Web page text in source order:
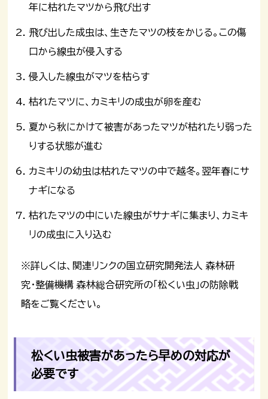
年に枯れたマツから飛び出す
飛び出した成虫は、生きたマツの枝をかじる。この傷
口から線虫が侵入する
侵入した線虫がマツを枯らす
枯れたマツに、カミキリの成虫が卵を産む
夏から秋にかけて被害があったマツが枯れたり弱った
りする状態が進む
カミキリの幼虫は枯れたマツの中で越冬。翌年春にサ
ナギになる
枯れたマツの中にいた線虫がサナギに集まり、カミキ
リの成虫に入り込む
※詳しくは、関連リンクの国立研究開発法人 森林研
究・整備機構 森林総合研究所の「松くい虫」の防除戦
略をご覧ください。
松くい虫被害があったら早めの対応が
必要です